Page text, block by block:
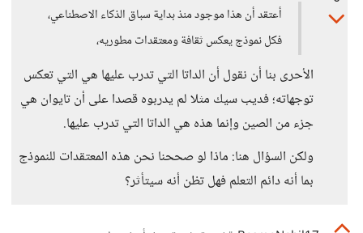
أعتقد أن هذا موجود منذ بداية سباق الذكاء الاصطناعي،
فكل نموذج يعكس ثقافة ومعتقدات مطوريه،
الأحرى بنا أن نقول أن الداتا التي تدرب عليها هي التي تعكس
توجهاته؛ فديب سيك مثلا لم يدربوه قصدا على أن تايوان هي
جزء من الصين وإنما هذه هي الداتا التي تدرب عليها.
ولكن السؤال هنا: ماذا لو صححنا نحن هذه المعتقدات للنموذج
بما أنه دائم التعلم فهل تظن أنه سيتأثر؟